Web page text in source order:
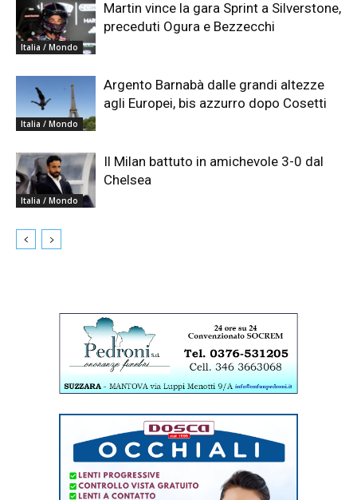
Italia / Mondo
Martin vince la gara Sprint a Silverstone,
preceduti Ogura e Bezzecchi
Italia / Mondo
Argento Barnabà dalle grandi altezze
agli Europei, bis azzurro dopo Cosetti
Italia / Mondo
Il Milan battuto in amichevole 3-0 dal
Chelsea